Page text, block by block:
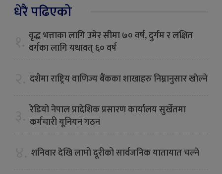
धेरै पढिएको
वृद्ध भत्ताका लागि उमेर सीमा ७० वर्ष, दुर्गम र लक्षित
वर्गका लागि यथावत् ६० वर्ष
दशैमा राष्ट्रिय वाणिज्य बैंकका शाखाहरु निम्नानुसार खाेल्ने
रेडियो नेपाल प्रादेशिक प्रसारण कार्यालय सुर्खेतमा
कर्मचारी यूनियन गठन
शनिवार देखि लामो दूरीको सार्वजनिक यातायात चल्ने